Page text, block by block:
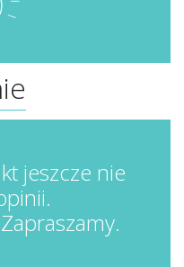
jeszcze nie